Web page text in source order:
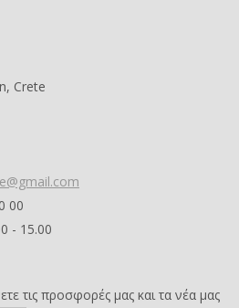
Crete
00
- 15.00
τις προσφορές μας και τα νέα μας